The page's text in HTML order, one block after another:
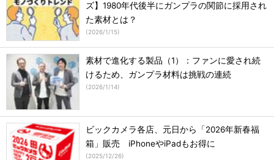
ズ】1980年代後半にガンプラの関節に採用され
た素材とは？
(2026/1/15)
素材で進化する製品（1）：ファンに愛され続
けるため、ガンプラ材料は挑戦の連続
(2026/1/14)
ビックカメラ各店、元日から「2026年新春福
箱」販売 iPhoneやiPadもお得に
(2025/12/26)